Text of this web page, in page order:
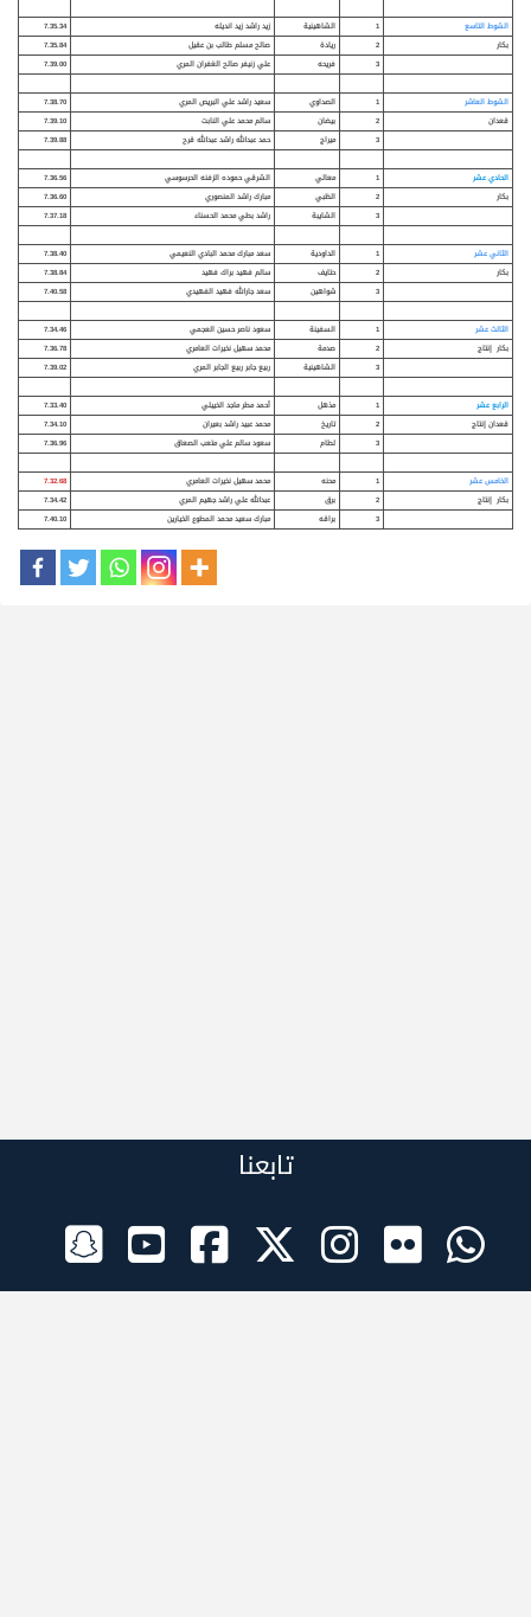
الشوط التاسع 1 الشاهينية زيد راشد زيد انديله
7.35.34
بكار
2 ريادة صالح مسلم طالب بن عقيل
7.35.84
3
فريحه علي زنيفر صالح الغفران المري 7.39.00
الشوط العاشر 1 الصداوي سعيد راشد علي البريص المري
7.38.70
قعدان
2 بيضان سالم محمد علي النابت
7.39.10
3
ميراج حمد عبدالله راشد عبدالله قرح 7.39.88
الحادي عشر 1 معالي الشرقي حموده الزفنه الحرسوسي
7.36.56
بكار
2 الظبي مبارك راشد المنصوري
7.36.60
3
الشايبة راشد بطي محمد الحسناء 7.37.18
الثاني عشر 1 الداودية سعد مبارك محمد البادي النعيمي
7.38.40
بكار
2 حتايف سالم فهيد براك فهيد
7.38.84
3
شواهين سعد جارالله فهيد الفهيدي 7.40.58
الثالث عشر 1 السفينة سعود ناصر حسين العجمي
7.34.46
بكار إنتاج
2 صدمة محمد سهيل نخيرات العامري
7.36.78
3
الشاهينية ربيع جابر ربيع الجابر المري 7.39.02
الرابع عشر 1 مذهل أحمد مطر ماجد الخييلي
7.33.40
قعدان إنتاج
2 تاريخ محمد عبيد راشد بعيران
7.34.10
3
لطام سعود سالم علي متعب الصعاق 7.36.96
الخامس عشر 1 محنه محمد سهيل نخيرات العامري
7.32.68
بكار إنتاج
2 برق عبدالله علي راشد جهيم المري
7.34.42
3
براقه مبارك سعيد محمد المطوع الخيارين 7.40.10
تابعنا